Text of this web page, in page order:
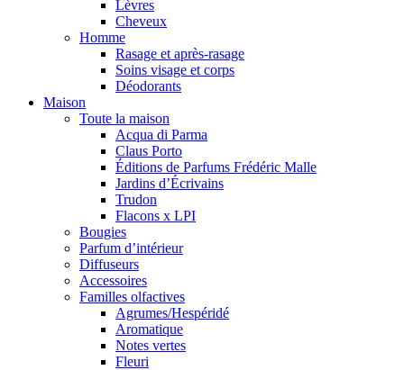
Lèvres
Cheveux
Homme
Rasage et après-rasage
Soins visage et corps
Déodorants
Maison
Toute la maison
Acqua di Parma
Claus Porto
Éditions de Parfums Frédéric Malle
Jardins d’Écrivains
Trudon
Flacons x LPI
Bougies
Parfum d’intérieur
Diffuseurs
Accessoires
Familles olfactives
Agrumes/Hespéridé
Aromatique
Notes vertes
Fleuri